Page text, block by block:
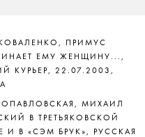
ПРИМУС
ЕМУ ЖЕНЩИНУ...,
КУРЬЕР, 22.07.2003,
МИХАИЛ
В ТРЕТЬЯКОВСКОЙ
И В «СЭМ БРУК», РУССКАЯ